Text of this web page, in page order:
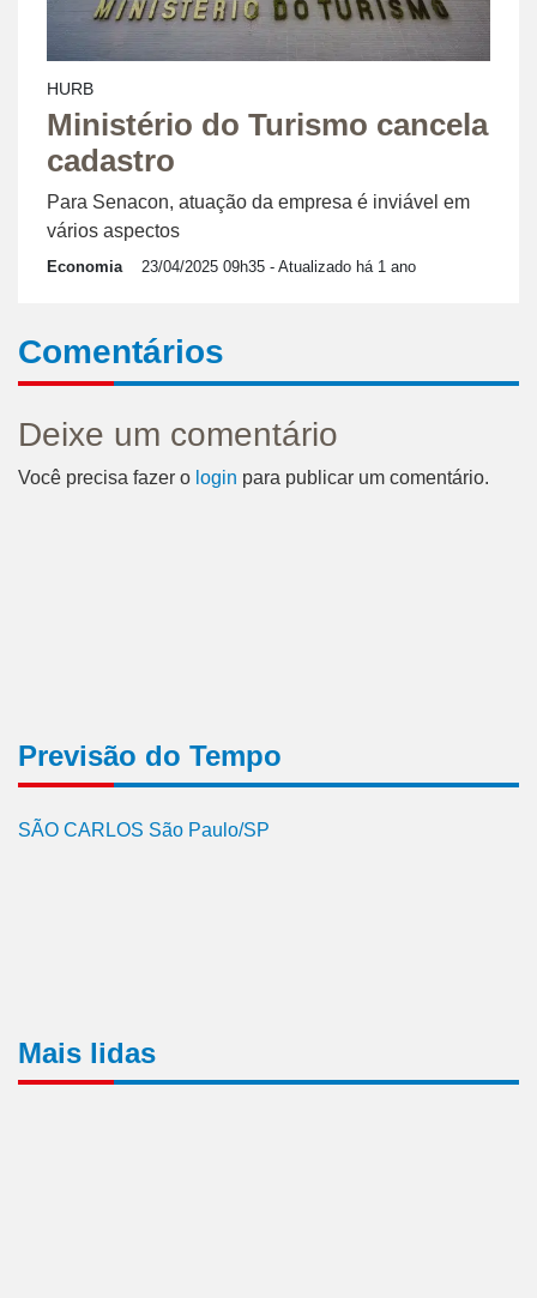
HURB
Ministério do Turismo cancela
cadastro
Para Senacon, atuação da empresa é inviável em
vários aspectos
Economia 23/04/2025 09h35 - Atualizado há 1 ano
Comentários
Deixe um comentário
Você precisa fazer o login para publicar um comentário.
Previsão do Tempo
SÃO CARLOS São Paulo/SP
Mais lidas